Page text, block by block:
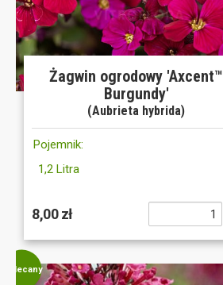
Żagwin ogrodowy 'Axcent™
Burgundy'
(Aubrieta hybrida)
Pojemnik:
1,2 Litra
8,00 zł
Polecany